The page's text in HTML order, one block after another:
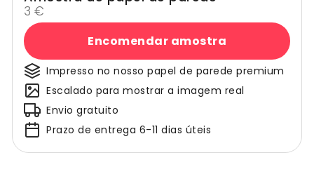
3 €
Encomendar amostra
Impresso no nosso papel de parede premium
Escalado para mostrar a imagem real
Envio gratuito
Prazo de entrega 6-11 dias úteis